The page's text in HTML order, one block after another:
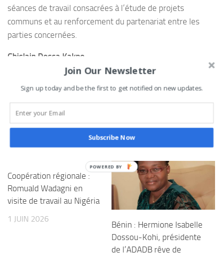
séances de travail consacrées à l’étude de projets
communs et au renforcement du partenariat entre les
parties concernées.
Ghislain Dossa Kakpo
PARTAGES
VOUS AIMEREZ AUSSI...
Coopération régionale :
Romuald Wadagni en
visite de travail au Nigéria
1 JUIN 2026
Bénin : Hermione Isabelle
Dossou-Kohi, présidente
de l’ADADB rêve de
Join Our Newsletter
Sign up today and be the first to get notified on new updates.
Subscribe Now